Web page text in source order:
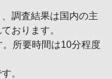
調査結果は国内の主
おります。
所要時間は10分程度
。